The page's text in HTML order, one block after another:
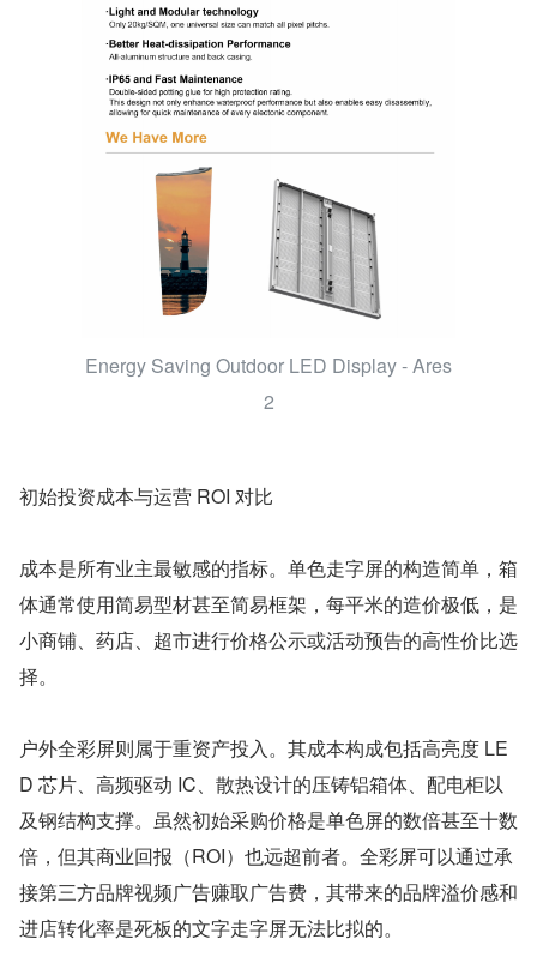
Energy Saving Outdoor LED Display - Ares
2
初始投资成本与运营 ROI 对比
成本是所有业主最敏感的指标。单色走字屏的构造简单，箱
体通常使用简易型材甚至简易框架，每平米的造价极低，是
小商铺、药店、超市进行价格公示或活动预告的高性价比选
择。
户外全彩屏则属于重资产投入。其成本构成包括高亮度 LE
D 芯片、高频驱动 IC、散热设计的压铸铝箱体、配电柜以
及钢结构支撑。虽然初始采购价格是单色屏的数倍甚至十数
倍，但其商业回报（ROI）也远超前者。全彩屏可以通过承
接第三方品牌视频广告赚取广告费，其带来的品牌溢价感和
进店转化率是死板的文字走字屏无法比拟的。